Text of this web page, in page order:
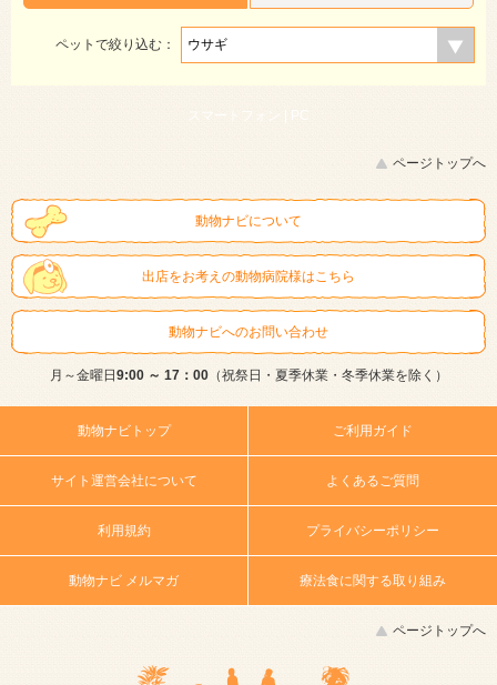
ペットで絞り込む：
スマートフォン | PC
ページトップへ
動物ナビについて
出店をお考えの動物病院様はこちら
動物ナビへのお問い合わせ
月～金曜日9:00 ～ 17：00（祝祭日・夏季休業・冬季休業を除く）
動物ナビトップ ご利用ガイド
サイト運営会社について よくあるご質問
利用規約 プライバシーポリシー
動物ナビ メルマガ 療法食に関する取り組み
ページトップへ